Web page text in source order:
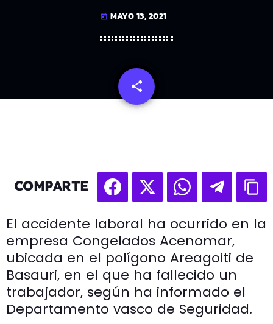
today MAYO 13, 2021
share
email
COMPARTE
El accidente laboral ha ocurrido en la
empresa Congelados Acenomar,
ubicada en el polígono Areagoiti de
Basauri, en el que ha fallecido un
trabajador, según ha informado el
Departamento vasco de Seguridad.